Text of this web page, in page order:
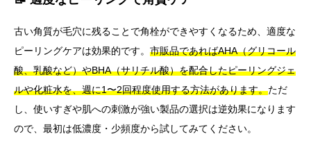
古い角質が毛穴に残ることで角栓ができやすくなるため、適度な
ピーリングケアは効果的です。 市販品であればAHA（グリコール
酸、乳酸など）やBHA（サリチル酸）を配合したピーリングジェ
ルや化粧水を、週に1〜2回程度使用する方法があります。ただ
し、使いすぎや肌への刺激が強い製品の選択は逆効果になります
ので、最初は低濃度・少頻度から試してみてください。